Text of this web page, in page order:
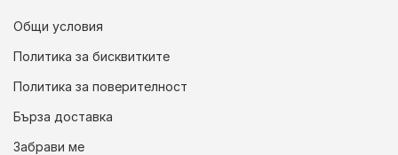
Общи условия
Политика за бисквитките
Политика за поверителност
Бърза доставка
Забрави ме